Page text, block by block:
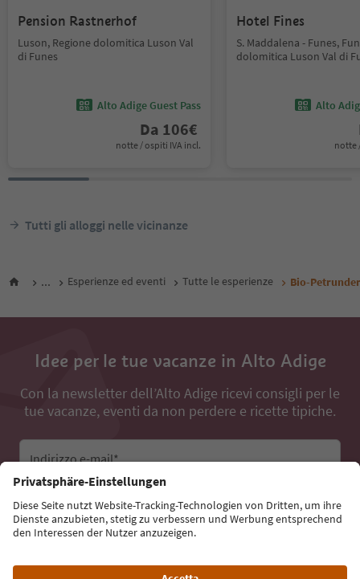
Pension Rastnerhof
Luson, Regione dolomitica Luson Val
di Funes
Alto Adige Guest Pass
Da 106€
notte / ospiti IVA incl.
Hotel Fines
S. Maddalena - Funes,
dolomitica Luson Val di
Alto
notte
Tutti gli alloggi nelle vicinanze
... Esperienze ed eventi Tutte le esperienze Bio-
Idee per le tue vacanze in Alto Adige
Con la newsletter dell’Alto Adige ricevi consigli per le
tue vacanze, eventi da non perdere e ricette tipiche.
Indirizzo e-mail*
Iscriviti alla newsletter